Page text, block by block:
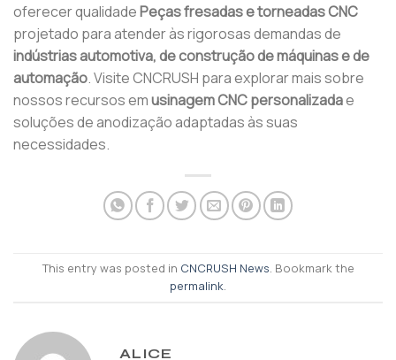
oferecer qualidadePeças fresadas e torneadas CNC
projetado para atender às rigorosas demandas de
indústrias automotiva, de construção de máquinas e de
automação. Visite CNCRUSH para explorar mais sobre
nossos recursos emusinagem CNC personalizadae
soluções de anodização adaptadas às suas
necessidades.
This entry was posted in CNCRUSH News. Bookmark the
permalink.
ALICE